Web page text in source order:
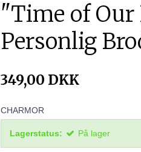
"Time of Our
Personlig
349,00 DKK
CHARMOR
Lagerstatus: På lager